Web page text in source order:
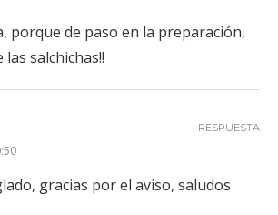
porque de paso en la preparación,
salchichas!!
gracias por el aviso, saludos
RESPUESTA